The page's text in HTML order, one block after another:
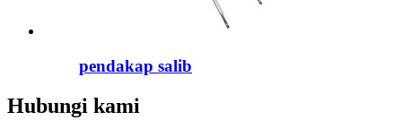
pendakap salib
Hubungi kami